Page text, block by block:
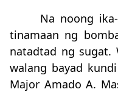
Na noong
tinamaan ng
natadtad ng sugat.
walang bayad
Major Amado A.